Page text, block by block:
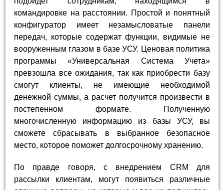
командировке на расстоянии. Простой и понятный
конфигуратор имеет незамысловатые панели
передач, которые содержат функции, видимые не
вооруженным глазом в базе УСУ. Ценовая политика
программы «Универсальная Система Учета»
превзошла все ожидания, так как приобрести базу
смогут клиенты, не имеющие необходимой
денежной суммы, а расчет получится произвести в
постепенном формате. Полученную
многочисленную информацию из базы УСУ, вы
сможете сбрасывать в выбранное безопасное
место, которое поможет долгосрочному хранению.
По правде говоря, с внедрением CRM для
рассылки клиентам, могут появиться различные